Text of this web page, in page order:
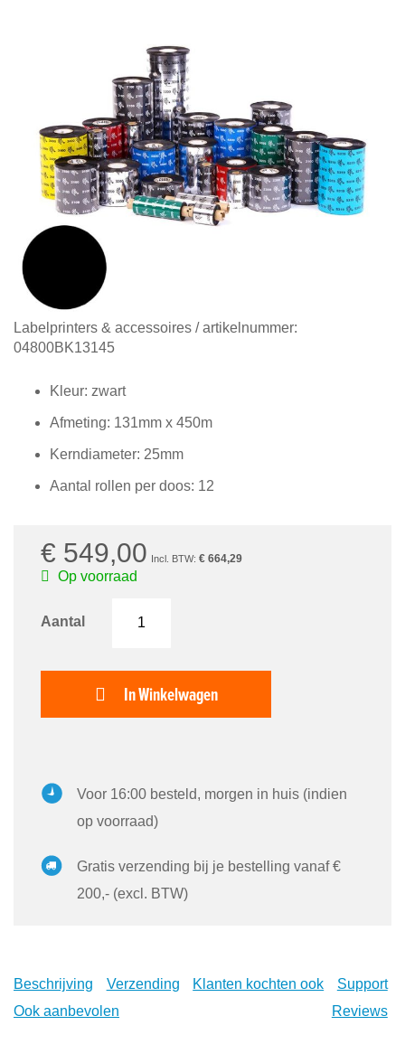
Labelprinters & accessoires / artikelnummer:
04800BK13145
Kleur: zwart
Afmeting: 131mm x 450m
Kerndiameter: 25mm
Aantal rollen per doos: 12
€ 549,00 € 664,29
Op voorraad
Aantal
In Winkelwagen
Voor 16:00 besteld, morgen in huis (indien
op voorraad)
Gratis verzending bij je bestelling vanaf €
200,- (excl. BTW)
Ga
naar
begin
afbeeldingen-
Beschrijving Verzending Klanten kochten ook
Support
Ook aanbevolen
Reviews